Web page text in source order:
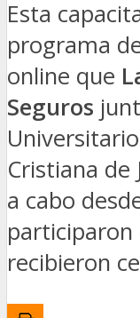
Esta
programa
online que
Seguros
Cristiana de
a cabo
participaron
recibieron